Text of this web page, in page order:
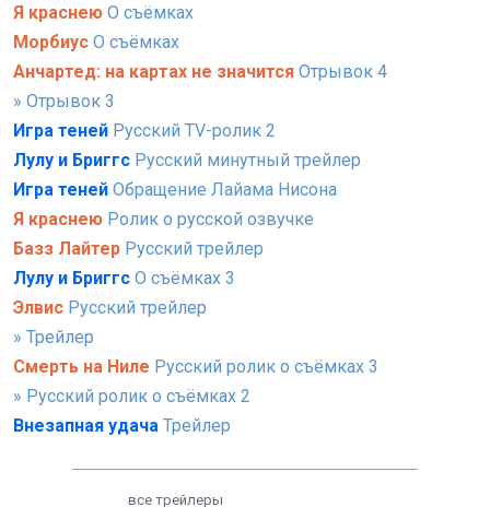
Я краснею О съёмках
Морбиус О съёмках
Анчартед: на картах не значится Отрывок 4
» Отрывок 3
Игра теней Русский TV-ролик 2
Лулу и Бриггс Русский минутный трейлер
Игра теней Обращение Лайама Нисона
Я краснею Ролик о русской озвучке
Базз Лайтер Русский трейлер
Лулу и Бриггс О съёмках 3
Элвис Русский трейлер
» Трейлер
Смерть на Ниле Русский ролик о съёмках 3
» Русский ролик о съёмках 2
Внезапная удача Трейлер
все трейлеры